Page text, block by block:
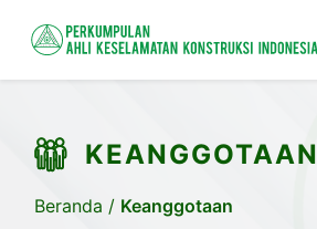
KEANGGOTAAN
Beranda / Keanggotaan